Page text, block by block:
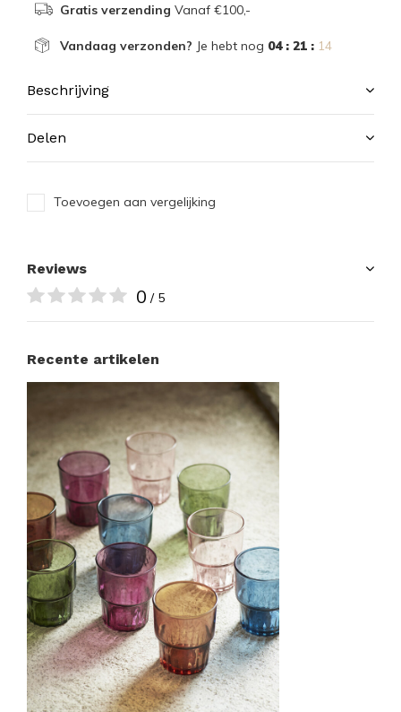
Gratis verzending Vanaf €100,-
Vandaag verzonden? Je hebt nog 04 : 21 : 14
Beschrijving
Delen
Toevoegen aan vergelijking
Reviews
0 / 5
Recente artikelen